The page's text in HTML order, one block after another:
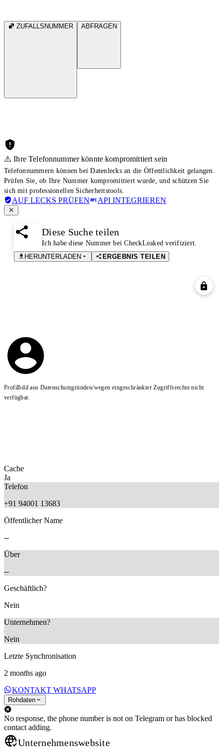
ZUFALLSNUMMER ABFRAGEN
⚠️ Ihre Telefonnummer könnte kompromittiert sein
Telefonnummern können bei Datenlecks an die Öffentlichkeit gelangen.
Prüfen Sie, ob Ihre Nummer kompromittiert wurde, und schützen Sie
sich mit professionellen Sicherheitstools.
AUF LECKS PRÜFEN API INTEGRIEREN
Diese Suche teilen
Ich habe diese Nummer bei CheckLeaked verifiziert.
HERUNTERLADEN
ERGEBNIS TEILEN
Profilbild aus Datenschutzgründen/wegen eingeschränkter Zugriffsrechte nicht
verfügbar.
Cache
Ja
Telefon
+91 94001 13683
Öffentlicher Name
--
Über
--
Geschäftlich?
Nein
Unternehmen?
Nein
Letzte Synchronisation
2 months ago
KONTAKT WHATSAPP
Rohdaten
No response, the phone number is not on Telegram or has blocked
contact adding.
Unternehmenswebsite